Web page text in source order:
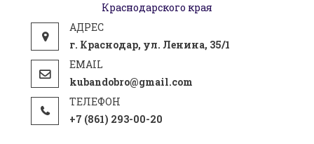
Краснодарского края
г. Краснодар, ул. Ленина, 35/1
kubandobro@gmail.com
+7 (861) 293-00-20